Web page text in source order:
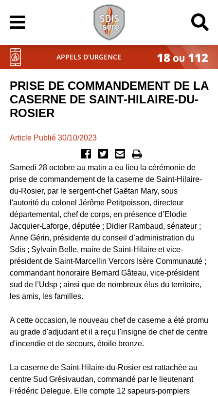
APPELS D'URGENCE 18 OU 112
PRISE DE COMMANDEMENT DE LA
CASERNE DE SAINT-HILAIRE-DU-
ROSIER
Article Publié 30/10/2023
Samedi 28 octobre au matin a eu lieu la cérémonie de
prise de commandement de la caserne de Saint-Hilaire-
du-Rosier, par le sergent-chef Gaëtan Mary, sous
l'autorité du colonel Jérôme Petitpoisson, directeur
départemental, chef de corps, en présence d’Elodie
Jacquier-Laforge, députée ; Didier Rambaud, sénateur ;
Anne Gérin, présidente du conseil d’administration du
Sdis ; Sylvain Belle, maire de Saint-Hilaire et vice-
président de Saint-Marcellin Vercors Isère Communauté ;
commandant honoraire Bernard Gâteau, vice-président
sud de l’Udsp ; ainsi que de nombreux élus du territoire,
les amis, les familles.
A cette occasion, le nouveau chef de caserne a été promu
au grade d'adjudant et il a reçu l'insigne de chef de centre
d'incendie et de secours, étoile bronze.
La caserne de Saint-Hilaire-du-Rosier est rattachée au
centre Sud Grésivaudan, commandé par le lieutenant
Frédéric Delegue. Elle compte 12 sapeurs-pompiers